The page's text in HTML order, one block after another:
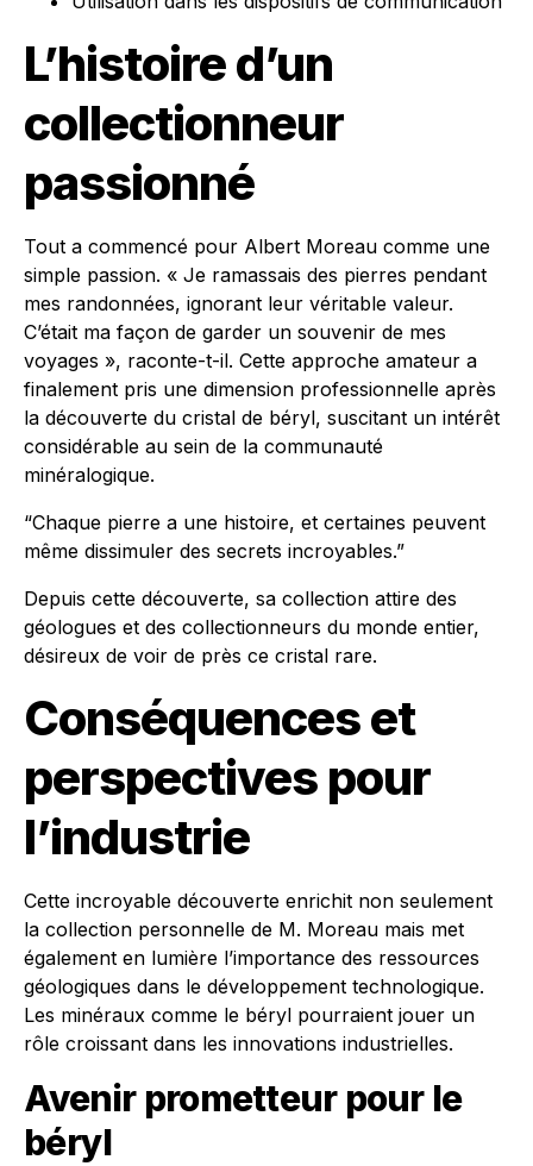
L’histoire d’un
collectionneur
passionné
Tout a commencé pour Albert Moreau comme une
simple passion. « Je ramassais des pierres pendant
mes randonnées, ignorant leur véritable valeur.
C’était ma façon de garder un souvenir de mes
voyages », raconte-t-il. Cette approche amateur a
finalement pris une dimension professionnelle après
la découverte du cristal de béryl, suscitant un intérêt
considérable au sein de la communauté
minéralogique.
“Chaque pierre a une histoire, et certaines peuvent
même dissimuler des secrets incroyables.”
Depuis cette découverte, sa collection attire des
géologues et des collectionneurs du monde entier,
désireux de voir de près ce cristal rare.
Conséquences et
perspectives pour
l’industrie
Cette incroyable découverte enrichit non seulement
la collection personnelle de M. Moreau mais met
également en lumière l’importance des ressources
géologiques dans le développement technologique.
Les minéraux comme le béryl pourraient jouer un
rôle croissant dans les innovations industrielles.
Avenir prometteur pour le
béryl